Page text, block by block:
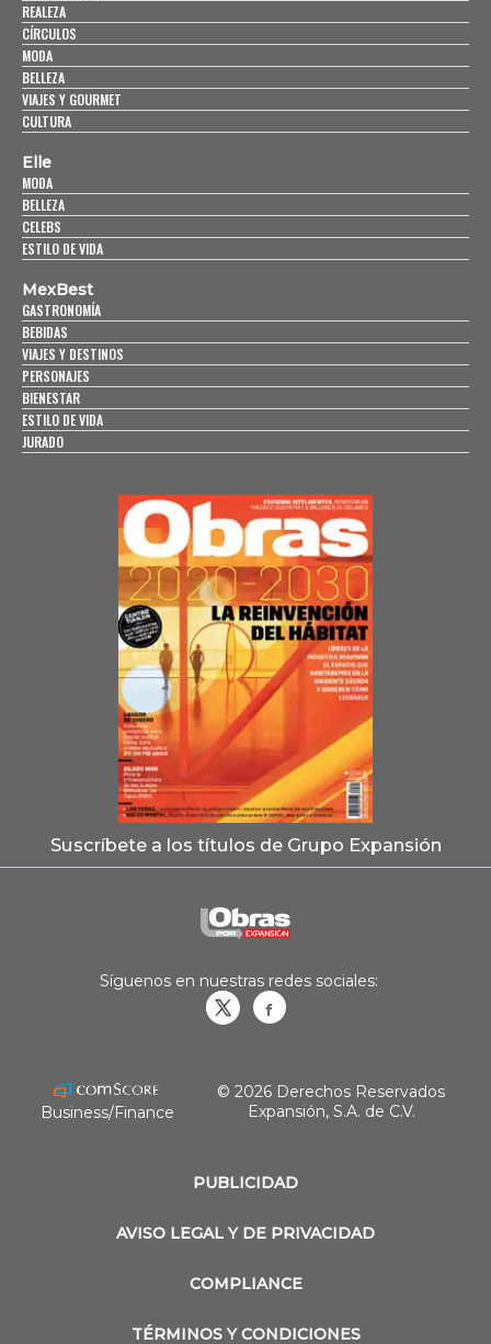
REALEZA
CÍRCULOS
MODA
BELLEZA
VIAJES Y GOURMET
CULTURA
Elle
MODA
BELLEZA
CELEBS
ESTILO DE VIDA
MexBest
GASTRONOMÍA
BEBIDAS
VIAJES Y DESTINOS
PERSONAJES
BIENESTAR
ESTILO DE VIDA
JURADO
Suscríbete a los títulos de Grupo Expansión
PUBLICIDAD
AVISO LEGAL Y DE PRIVACIDAD
COMPLIANCE
TÉRMINOS Y CONDICIONES
Síguenos en nuestras redes sociales:
Business/Finance
© 2026 Derechos Reservados
Expansión, S.A. de C.V.